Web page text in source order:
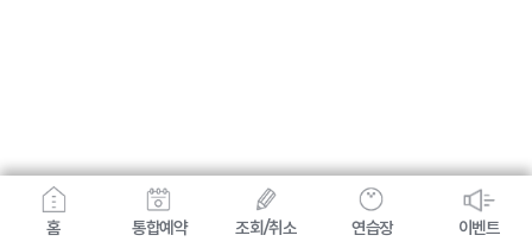
홈 통합예약 조회/취소 연습장 이벤트